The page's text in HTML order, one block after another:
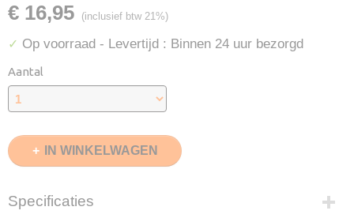
€ 16,95 (inclusief btw 21%)
✓ Op voorraad - Levertijd : Binnen 24 uur bezorgd
Aantal
IN WINKELWAGEN
Specificaties